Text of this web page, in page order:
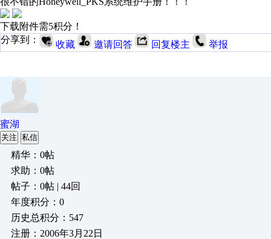
下载附件需5积分！
分享到：
收藏 邀请回答 回复楼主 举报
蜜湖
关注 私信
精华：0帖
求助：0帖
帖子：0帖 | 44回
年度积分：0
历史总积分：547
注册：2006年3月22日